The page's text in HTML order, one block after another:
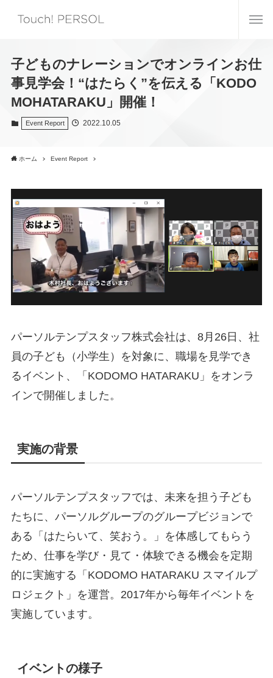
子どものナレーションでオンラインお仕
事見学会！“はたらく”を伝える「KODO
MOHATARAKU」開催！
Event Report 2022.10.05
ホーム Event Report
パーソルテンプスタッフ株式会社は、8月26日、社
員の子ども（小学生）を対象に、職場を見学でき
るイベント、「KODOMO HATARAKU」をオンラ
インで開催しました。
実施の背景
パーソルテンプスタッフでは、未来を担う子ども
たちに、パーソルグループのグループビジョンで
ある「はたらいて、笑おう。」を体感してもらう
ため、仕事を学び・見て・体験できる機会を定期
的に実施する「KODOMO HATARAKU スマイルプ
ロジェクト」を運営。2017年から毎年イベントを
実施しています。
イベントの様子